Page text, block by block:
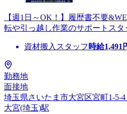
【週1日～OK！】履歴書不要
転や引っ越し作業のサポートスタ
資材搬入スタッフ 時給1,491
勤務地
面接地
埼玉県さいたま市大宮区宮町1-5-
大宮(埼玉)駅